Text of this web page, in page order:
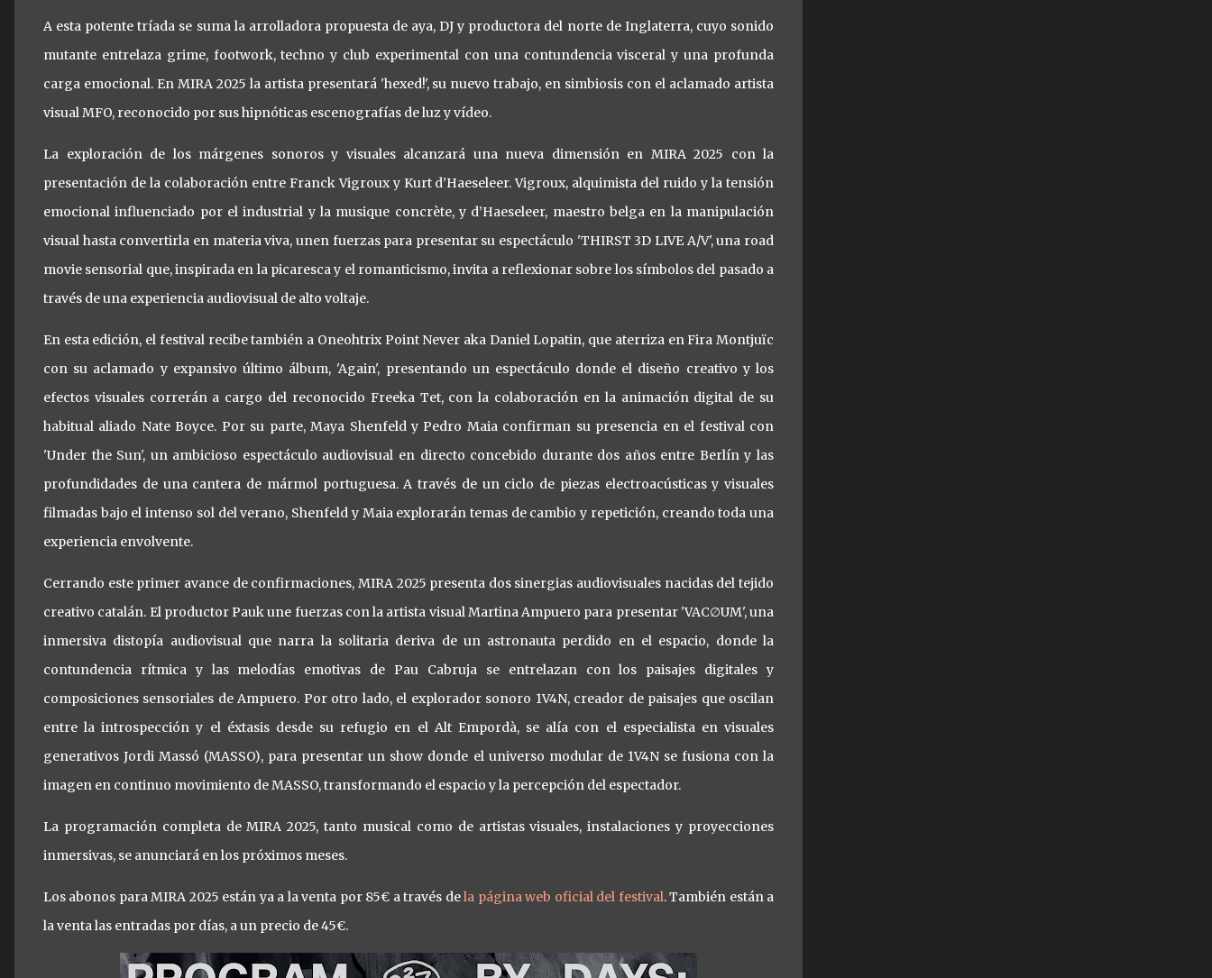
A esta potente tríada se suma la arrolladora propuesta de aya, DJ y productora del norte de Inglaterra, cuyo sonido
mutante entrelaza grime, footwork, techno y club experimental con una contundencia visceral y una profunda
carga emocional. En MIRA 2025 la artista presentará 'hexed!', su nuevo trabajo, en simbiosis con el aclamado artista
visual MFO, reconocido por sus hipnóticas escenografías de luz y vídeo.
La exploración de los márgenes sonoros y visuales alcanzará una nueva dimensión en MIRA 2025 con la
presentación de la colaboración entre Franck Vigroux y Kurt d’Haeseleer. Vigroux, alquimista del ruido y la tensión
emocional influenciado por el industrial y la musique concrète, y d’Haeseleer, maestro belga en la manipulación
visual hasta convertirla en materia viva, unen fuerzas para presentar su espectáculo 'THIRST 3D LIVE A/V', una road
movie sensorial que, inspirada en la picaresca y el romanticismo, invita a reflexionar sobre los símbolos del pasado a
través de una experiencia audiovisual de alto voltaje.
En esta edición, el festival recibe también a Oneohtrix Point Never aka Daniel Lopatin, que aterriza en Fira Montjuïc
con su aclamado y expansivo último álbum, 'Again', presentando un espectáculo donde el diseño creativo y los
efectos visuales correrán a cargo del reconocido Freeka Tet, con la colaboración en la animación digital de su
habitual aliado Nate Boyce. Por su parte, Maya Shenfeld y Pedro Maia confirman su presencia en el festival con
'Under the Sun', un ambicioso espectáculo audiovisual en directo concebido durante dos años entre Berlín y las
profundidades de una cantera de mármol portuguesa. A través de un ciclo de piezas electroacústicas y visuales
filmadas bajo el intenso sol del verano, Shenfeld y Maia explorarán temas de cambio y repetición, creando toda una
experiencia envolvente.
Cerrando este primer avance de confirmaciones, MIRA 2025 presenta dos sinergias audiovisuales nacidas del tejido
creativo catalán. El productor Pauk une fuerzas con la artista visual Martina Ampuero para presentar 'VAC∅UM', una
inmersiva distopía audiovisual que narra la solitaria deriva de un astronauta perdido en el espacio, donde la
contundencia rítmica y las melodías emotivas de Pau Cabruja se entrelazan con los paisajes digitales y
composiciones sensoriales de Ampuero. Por otro lado, el explorador sonoro 1V4N, creador de paisajes que oscilan
entre la introspección y el éxtasis desde su refugio en el Alt Empordà, se alía con el especialista en visuales
generativos Jordi Massó (MASSO), para presentar un show donde el universo modular de 1V4N se fusiona con la
imagen en continuo movimiento de MASSO, transformando el espacio y la percepción del espectador.
La programación completa de MIRA 2025, tanto musical como de artistas visuales, instalaciones y proyecciones
inmersivas, se anunciará en los próximos meses.
Los abonos para MIRA 2025 están ya a la venta por 85€ a través dela página web oficial del festival. También están a
la venta las entradas por días, a un precio de 45€.